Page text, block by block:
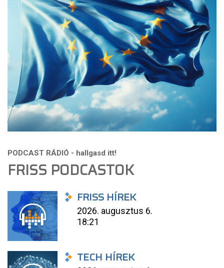
FRISS PODCASTOK
FRISS HÍREK
2026. augusztus 6.
18:21
TECH HÍREK